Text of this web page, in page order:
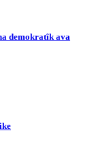
demokratîk ava